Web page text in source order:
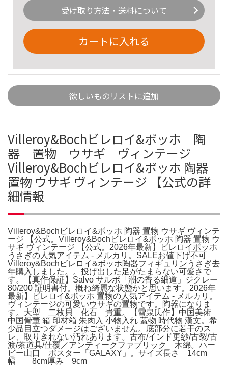
受け取り方法・送料について
カートに入れる
欲しいものリストに追加
Villeroy&Bochビレロイ&ボッホ 陶
器 置物 ウサギ ヴィンテージ
Villeroy&Bochビレロイ&ボッホ 陶器
置物 ウサギ ヴィンテージ 【公式の詳
細情報
Villeroy&Bochビレロイ&ボッホ 陶器 置物 ウサギ ヴィンテ
ージ 【公式。Villeroy&Bochビレロイ&ボッホ 陶器 置物 ウ
サギ ヴィンテージ 【公式。2026年最新】ビレロイボッホ
うさぎの人気アイテム - メルカリ。SALEお値下げ不可
Villeroy&Bochビレロイ&ボッホ陶器フィギュリンうさぎ去
年購入しました。。投げ出した足がたまらない可愛さで
す。【真作保証】Salvo サルボ「潮の香る細道」ジクレー
80/200 証明書付。概ね綺麗な状態かと思います。2026年
最新】ビレロイ&ボッホ 置物の人気アイテム - メルカリ。
ヴィンテージの可愛いウサギの置物です。陶器になりま
す。大型 二枚貝 化石 貴重。【雪泉氏作】中国美術
中国骨董 箱 印材箱 朱肉入 小物入れ 蓋物 時代物 漢文。希
少品目立つダメージはございません。底部分に若干のス
レ、取りきれない汚れあります。古布/インド更紗/古裂/古
渡/茶道具/仕覆／アンティークファブリック 木綿。ハー
ビー山口 ポスター「GALAXY」。サイズ長さ 14cm
幅 8cm厚み 9cm